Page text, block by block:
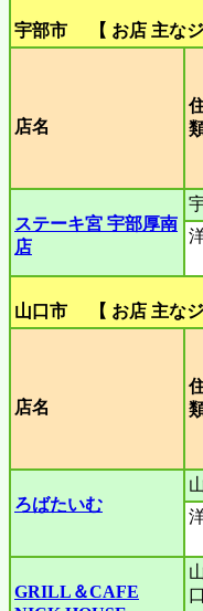
宇部市 【 お店 主なジ
店名
ステーキ宮 宇部厚南
店
山口市 【 お店 主なジ
店名
ろばたいむ
GRILL＆CAFE